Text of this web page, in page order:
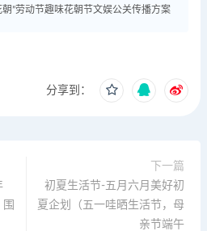
朝”劳动节趣味花朝节文娱公关传播方案
分享到：
下一篇
初夏生活节-五月六月美好初
夏企划（五一哇晒生活节，母
亲节端午